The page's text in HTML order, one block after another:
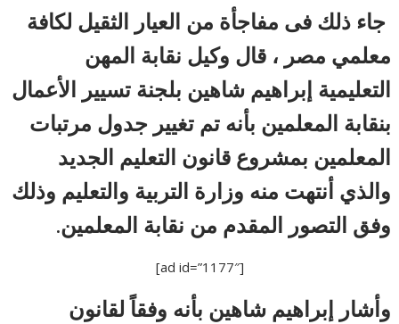
جاء ذلك فى مفاجأة من العيار الثقيل لكافة
معلمي مصر ، قال وكيل نقابة المهن
التعليمية إبراهيم شاهين بلجنة تسيير الأعمال
بنقابة المعلمين بأنه تم تغيير جدول مرتبات
المعلمين بمشروع قانون التعليم الجديد
والذي أنتهت منه وزارة التربية والتعليم وذلك
وفق التصور المقدم من نقابة المعلمين.
[ad id=”1177″]
وأشار إبراهيم شاهين بأنه وفقاً لقانون